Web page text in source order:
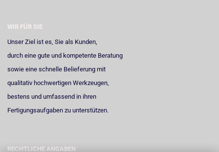
WIR FÜR SIE
Unser Ziel ist es, Sie als Kunden,
durch eine gute und kompetente Beratung
sowie eine schnelle Belieferung mit
qualitativ hochwertigen Werkzeugen,
bestens und umfassend in ihren
Fertigungsaufgaben zu unterstützen.
RECHTLICHE ANGABEN